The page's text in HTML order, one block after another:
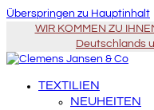
Überspringen zu Hauptinhalt
WIR KOMMEN ZU
Deutschlands
TEXTILIEN
NEUHEITEN